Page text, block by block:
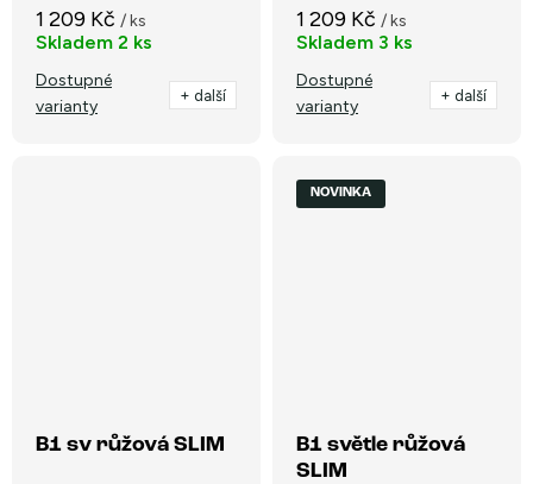
1 209 Kč / ks
Skladem 2 ks
Dostupné
varianty
+ další
1 209 Kč / ks
Skladem 3 ks
Dostupné
varianty
+ další
B1 sv růžová SLIM
NOVINKA
B1 světle růžová
SLIM